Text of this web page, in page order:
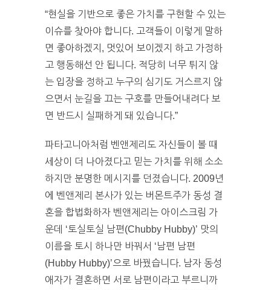
“현실을 기반으로 좋은 가치를 구현할 수 있는
이슈를 찾아야 합니다. 고객들이 이렇게 말하
면 좋아하겠지, 멋있어 보이겠지 하고 가정하
고 행동해선 안 됩니다. 적당히 너무 튀지 않
는 입장을 정하고 누구의 심기도 거스르지 않
으면서 눈길을 끄는 구호를 만들어내려다 보
면 반드시 실패하게 돼 있습니다.”
파타고니아처럼 벤앤제리도 자신들이 볼 때
세상이 더 나아졌다고 믿는 가치를 위해 소소
하지만 분명한 메시지를 던졌습니다. 2009년
에 벤앤제리 본사가 있는 버몬트주가 동성 결
혼을 합법화하자 벤앤제리는 아이스크림 가
운데 ‘토실토실 남편(Chubby Hubby)’ 맛의
이름을 토시 하나만 바꿔서 ‘남편 남편
(Hubby Hubby)’으로 바꿨습니다. 남자 동성
애자가 결혼하면 서로 남편이라고 부르니까